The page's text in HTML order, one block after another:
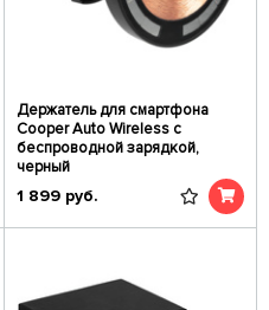
Держатель для смартфона
Cooper Auto Wireless с
беспроводной зарядкой,
черный
1 899 руб.